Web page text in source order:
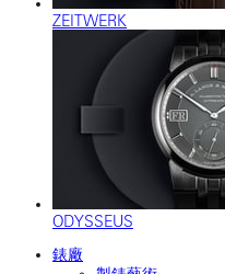
ZEITWERK
ODYSSEUS
錶廠